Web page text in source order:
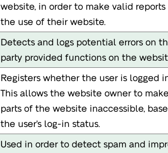
website, in order to make valid reports
the use of their website.
Detects and logs potential errors on
party provided functions on the
Registers whether the user is logged
This allows the website owner to make
parts of the website inaccessible,
the user's log-in status.
Used in order to detect spam and